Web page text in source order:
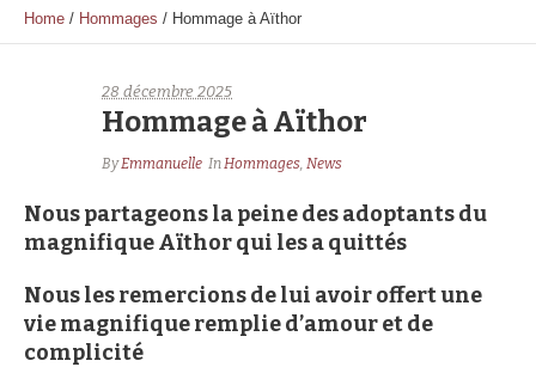
Home / Hommages / Hommage à Aïthor
28 décembre 2025
Hommage à Aïthor
ByEmmanuelle InHommages, News
Nous partageons la peine des adoptants du
magnifique Aïthor qui les a quittés
Nous les remercions de lui avoir offert une
vie magnifique remplie d’amour et de
complicité